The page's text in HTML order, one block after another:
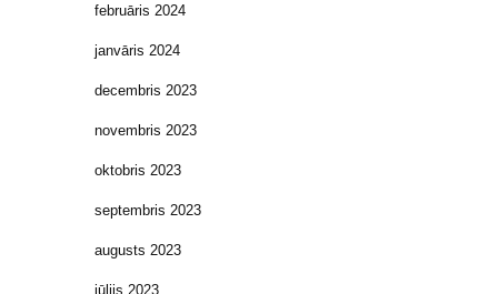
februāris 2024
janvāris 2024
decembris 2023
novembris 2023
oktobris 2023
septembris 2023
augusts 2023
jūlijs 2023